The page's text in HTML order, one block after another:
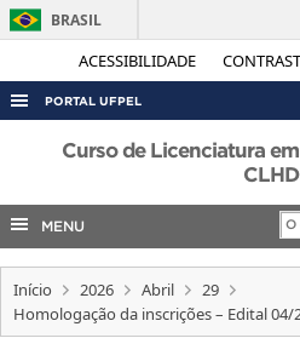
ACESSIBILIDADE
BRASIL
PORTAL UFPEL
ACESSO À INFORMAÇÃO
COBALTO
CONCURSOS
EDITAIS
Curso de Licenciatura
CLHD
MENU
Início 2026 Abril
29
Homologação da inscrições – Edital 04/